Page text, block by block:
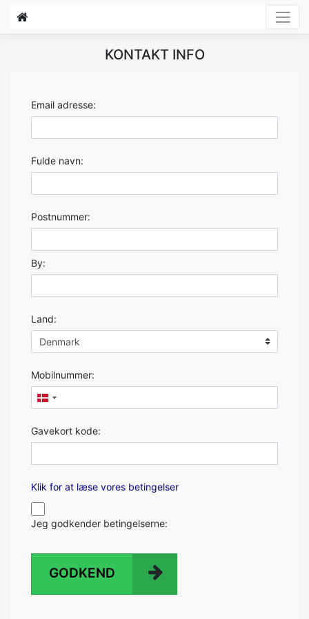
KONTAKT INFO
Email adresse:
Fulde navn:
Postnummer:
By:
Land:
Mobilnummer:
Gavekort kode:
Klik for at læse vores betingelser
Jeg godkender betingelserne:
GODKEND